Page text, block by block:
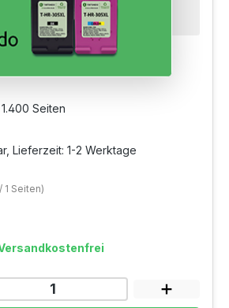
Seiten
Lieferzeit: 1-2 Werktage
1 Seiten)